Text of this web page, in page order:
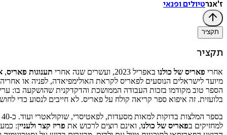
ז'אנרטיולים ופנאי
תקציר
תקציר
אחרי פאריס של כולנו באפריל 2023, ועשרים שנה אחרי תענוגות פאריס,
מיועד לישראלים הנוסעים לפאריס לקראת האולימפיאדה, לפניה או
הספר טוב מקודמו בזכות העבודה הממושכת והדקדקנית שהושקעה בו:
בלועזית. זה איפוא ספר קריאה קולח על פאריס. לא חייבים לנסוע כדי
בספר המלצות בדוקות למאות מסעדות, לפאטיסרי, שוקולאטרי ועוד. כ-40 תורמי ותורמות תוכן חלקו עם המחבר מידע, המלצות, תובנות, רגשות ותמונות שהעשירו מאוד את הספר.
למחזיקים בפאריס של כולנו, ואינם רוצים לרכוש את פריז קצר ולעניי